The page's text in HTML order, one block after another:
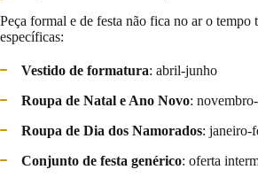
Peça formal e de festa não fica no ar o tempo
específicas:
Vestido de formatura: abril-junho
Roupa de Natal e Ano Novo:
Roupa de Dia dos Namorados: janeiro-
Conjunto de festa genérico: oferta